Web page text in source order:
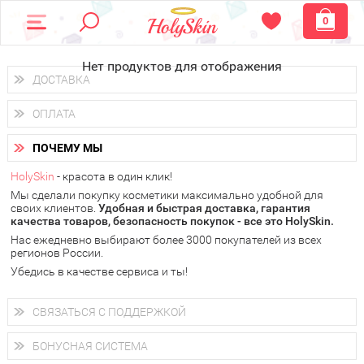
0
Нет продуктов для отображения
ДОСТАВКА
Доставка осуществляетсяпо всем городам России.
Вы можете выбрать доставку курьером, Почтой России или
получить заказ в пунктах выдачи PickPoint или пункте
самовывоза.
В 20 городах России доставка осуществляется ужена
следующий день.
у Вас всегда есть возможность получитьбесплатную
доставку от HolySkin.
подробнее об условиях доставки и оплаты в Вашем городе
ОПЛАТА
Вы можете оплатить свой заказ любым удобным способом:
наличными деньгами (
через интернет-банк (Альфа-банк, Сбербанк) и другими
электронными способами.
ПОЧЕМУ МЫ
HolySkin - красота в один клик!
Мы сделали покупку косметики максимально удобной для
своих клиентов. Удобная и быстрая доставка, гарантия
качества товаров, безопасность покупок - все это HolySkin.
Нас ежедневно выбирают более 3000 покупателей из всех
регионов России.
Убедись в качестве сервиса и ты!
СВЯЗАТЬСЯ С ПОДДЕРЖКОЙ
+7 (800) 707-24-55
Мы будем рады ответить на все Ваши вопросы по работе
магазина, проконсультировать по товарам, рассказать о
БОНУСНАЯ СИСТЕМА